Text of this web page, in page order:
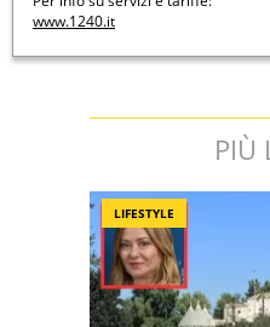
www.1240.it
PIÙ
LIFESTYLE